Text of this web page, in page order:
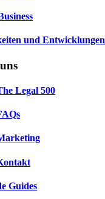
und Entwicklungen
Legal 500
Guides